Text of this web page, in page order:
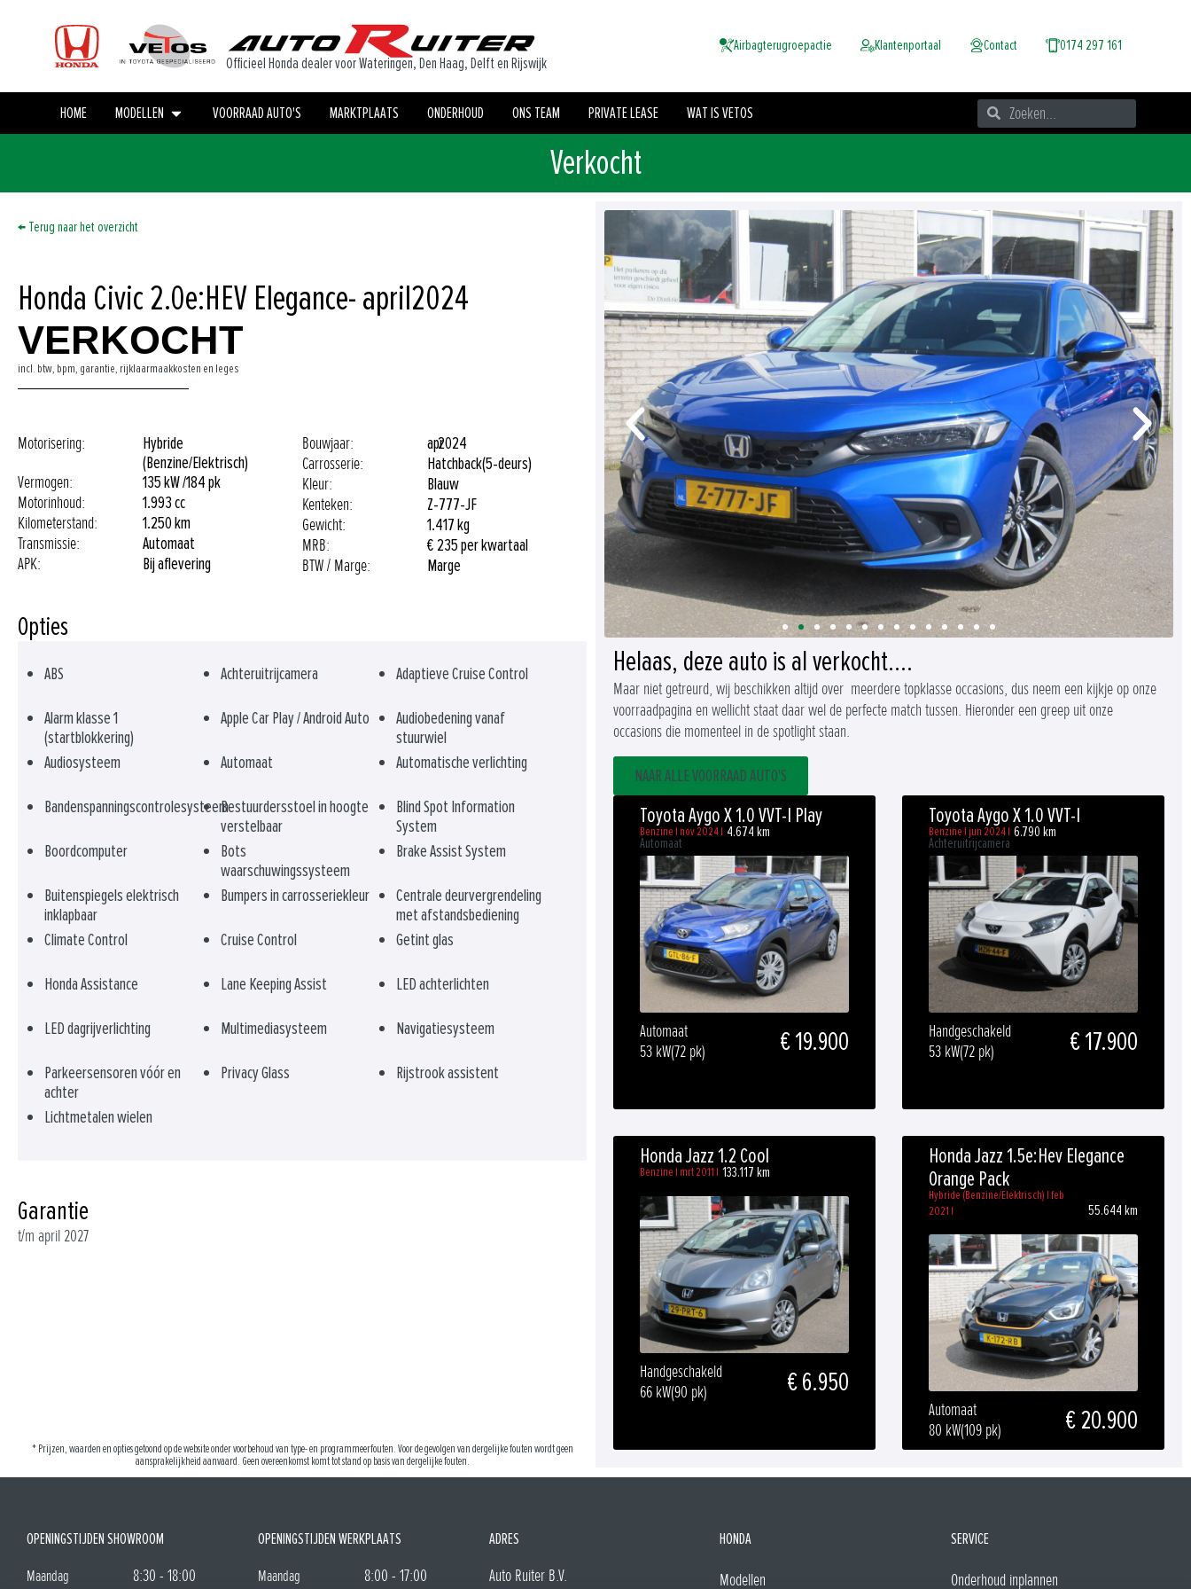
Officieel Honda dealer voor Wateringen, Den Haag, Delft en Rijswijk
Airbagterugroepactie Klantenportaal Contact 0174 297 161
HOME MODELLEN VOORRAAD AUTO'S MARKTPLAATS ONDERHOUD ONS TEAM PRIVATE LEASE WAT IS VETOS
Verkocht
← Terug naar het overzicht
Honda Civic 2.0e:HEV Elegance- april2024
VERKOCHT
incl. btw, bpm, garantie, rijklaarmaakkosten en leges
Motorisering:
Hybride
(Benzine/Elektrisch)
Vermogen:
135 kW /184 pk
Motorinhoud:
1.993 cc
Kilometerstand:
1.250 km
Transmissie:
Automaat
APK:
Bij aflevering
Bouwjaar: apr2024
Carrosserie:
Hatchback(5-deurs)
Kleur:
Blauw
Kenteken:
Z-777-JF
Gewicht:
1.417 kg
MRB:
€ 235 per kwartaal
BTW / Marge:
Marge
Opties
ABS Achteruitrijcamera Adaptieve Cruise Control
Alarm klasse 1
(startblokkering)
Apple Car Play / Android Auto
Audiobedening vanaf
stuurwiel
Audiosysteem
Automaat Automatische verlichting
BandenspanningscontrolesysteemBestuurdersstoel in hoogte
verstelbaar
Blind Spot Information
System
Boordcomputer
Bots
waarschuwingssysteem
Brake Assist System
Buitenspiegels elektrisch
inklapbaar
Bumpers in carrosseriekleur
Centrale deurvergrendeling
met afstandsbediening
Climate Control
Cruise Control Getint glas
Honda Assistance Lane Keeping Assist LED achterlichten
LED dagrijverlichting Multimediasysteem Navigatiesysteem
Parkeersensoren vóór en
achter
Privacy Glass Rijstrook assistent
Lichtmetalen wielen
Garantie
t/m april 2027
* Prijzen, waarden en opties getoond op de website onder voorbehoud van type- en programmeerfouten. Voor de gevolgen van dergelijke fouten wordt geen
aansprakelijkheid aanvaard. Geen overeenkomst komt tot stand op basis van dergelijke fouten.
Helaas, deze auto is al verkocht....
Maar niet getreurd, wij beschikken altijd over meerdere topklasse occasions, dus neem een kijkje op onze
voorraadpagina en wellicht staat daar wel de perfecte match tussen. Hieronder een greep uit onze
occasions die momenteel in de spotlight staan.
NAAR ALLE VOORRAAD AUTO'S
Toyota Aygo X 1.0 VVT-I Play
Benzine | nov 2024 | 4.674 km
Automaat
Automaat
53 kW(72 pk) € 19.900
Toyota Aygo X 1.0 VVT-I
Benzine | jun 2024 | 6.790 km
Achteruitrijcamera
Handgeschakeld
53 kW(72 pk) € 17.900
Honda Jazz 1.2 Cool
Benzine | mrt 2011 | 133.117 km
Handgeschakeld
66 kW(90 pk) € 6.950
Honda Jazz 1.5e:Hev Elegance
Orange Pack
Hybride (Benzine/Elektrisch) | feb
2021 |
55.644 km
Automaat
80 kW(109 pk) € 20.900
OPENINGSTIJDEN SHOWROOM OPENINGSTIJDEN WERKPLAATS ADRES HONDA
SERVICE
Maandag
8:30 - 18:00 Maandag 8:00 - 17:00
Auto Ruiter B.V.
Modellen Onderhoud inplannen